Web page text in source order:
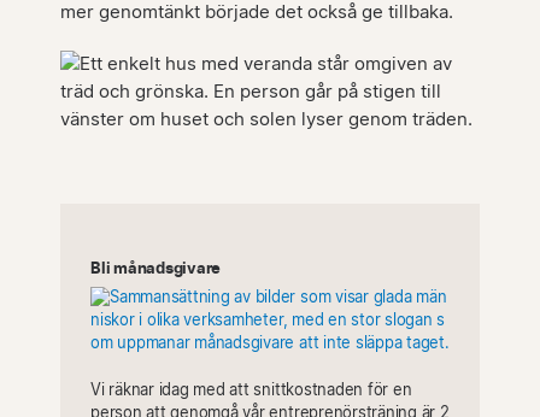
mer genomtänkt började det också ge tillbaka.
Bli månadsgivare
Vi räknar idag med att snittkostnaden för en